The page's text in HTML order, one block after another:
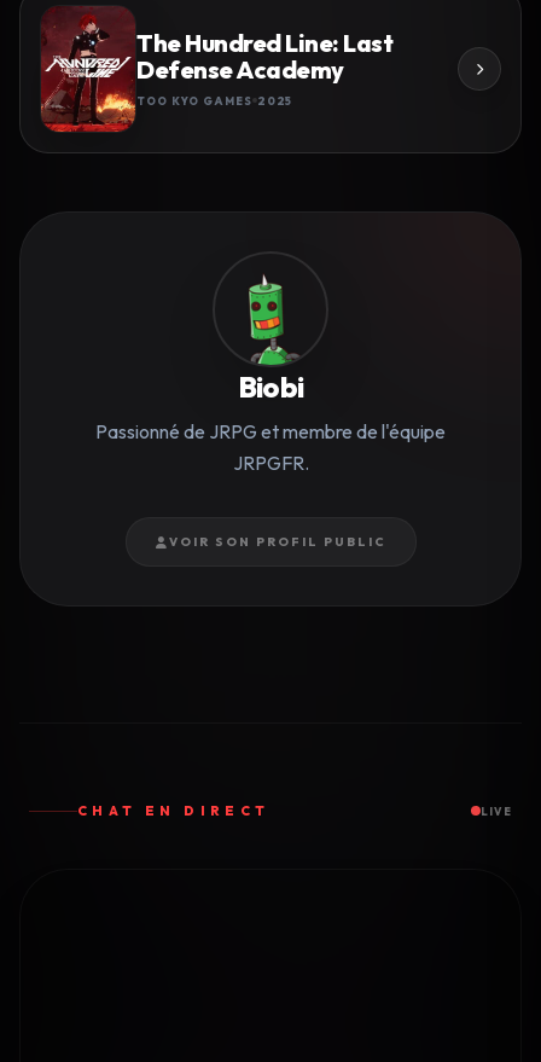
The Hundred Line: Last
Defense Academy
TOO KYO GAMES 2025
Biobi
Passionné de JRPG et membre de l'équipe
JRPGFR.
VOIR SON PROFIL PUBLIC
CHAT EN DIRECT LIVE